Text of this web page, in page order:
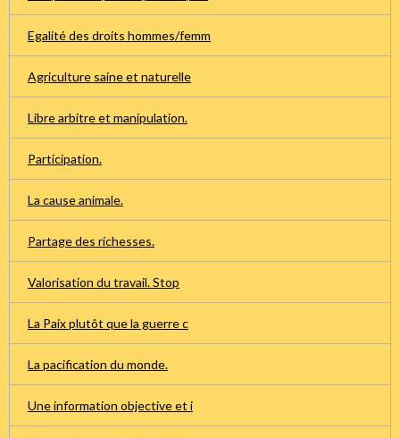
Egalité des droits hommes/femm
Agriculture saine et naturelle
Libre arbitre et manipulation.
Participation.
La cause animale.
Partage des richesses.
Valorisation du travail. Stop
La Paix plutôt que la guerre c
La pacification du monde.
Une information objective et i